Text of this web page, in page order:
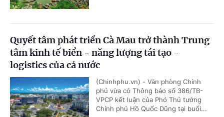
Quyết tâm phát triển Cà Mau trở thành Trung
tâm kinh tế biển - năng lượng tái tạo -
logistics của cả nước
(Chinhphu.vn) - Văn phòng Chính
phủ vừa có Thông báo số 386/TB-
VPCP kết luận của Phó Thủ tướng
Chính phủ Hồ Quốc Dũng tại buổi...